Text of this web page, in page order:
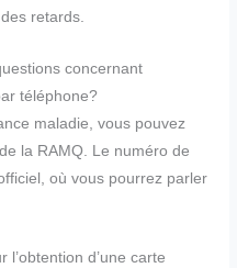
retards.
concernant
téléphone?
maladie, vous pouvez
la RAMQ. Le numéro de
où vous pourrez parler
d’une carte